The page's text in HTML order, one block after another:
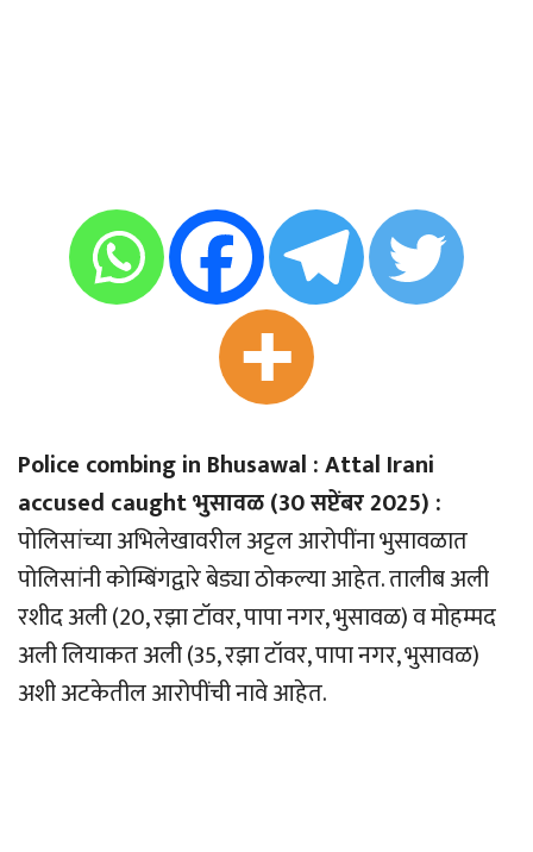
Police combing in Bhusawal : Attal Irani
accused caught भुसावळ (30 सप्टेंबर 2025) :
पोलिसांच्या अभिलेखावरील अट्टल आरोपींना भुसावळात
पोलिसांनी कोम्बिंगद्वारे बेड्या ठोकल्या आहेत. तालीब अली
रशीद अली (20, रझा टॉवर, पापा नगर, भुसावळ) व मोहम्मद
अली लियाकत अली (35, रझा टॉवर, पापा नगर, भुसावळ)
अशी अटकेतील आरोपींची नावे आहेत.